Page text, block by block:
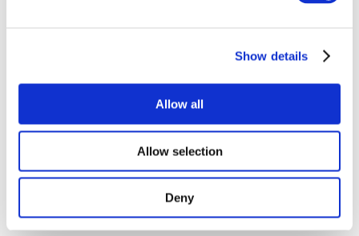
Show details
Allow all
Allow selection
Deny